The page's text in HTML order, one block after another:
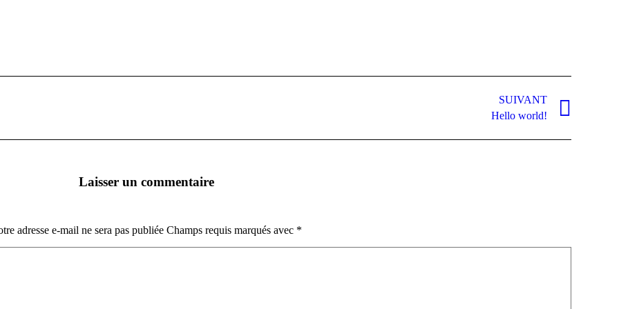
SUIVANT
:
Hello world!
Laisser un commentaire
adresse e-mail ne sera pas publiée Champs requis marqués avec *